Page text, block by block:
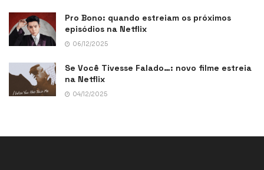
Pro Bono: quando estreiam os próximos
episódios na Netflix
06/12/2025
Se Você Tivesse Falado…: novo filme estreia
na Netflix
04/12/2025